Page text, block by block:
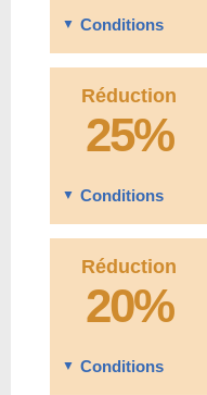
Conditions
Réduction
25%
Conditions
Réduction
20%
Conditions